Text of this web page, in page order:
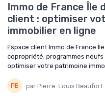
Immo de France Île
client : optimiser
immobilier en ligne
Espace client Immo de France
copropriété, programmes
optimiser votre patrimoine
par Pierre-Louis Beaufort